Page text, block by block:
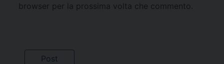
browser per la prossima volta che commento.